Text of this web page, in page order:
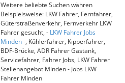
Weitere beliebte Suchen währen
Beispielsweise: LKW Fahrer, Fernfahrer,
Güterstraßenverkehr, Fernverkehr LKW
Fahrer gesucht, - LKW Fahrer Jobs
Minden-, Kühlerfahrer, Kipperfahrer,
BDF-Brücke, ADR Fahrer Gastank,
Servicefahrer, Fahrer Jobs, LKW Fahrer
Stellenangebot Minden - Jobs LKW
Fahrer Minden